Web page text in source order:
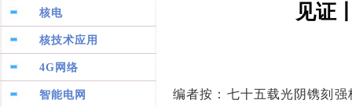
核电
核技术应用
4G网络
智能电网
见证
编者按：七十五载光阴镌刻